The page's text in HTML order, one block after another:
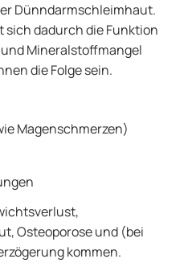
Dünndarmschleimhaut.
dadurch die Funktion
Mineralstoffmangel
die Folge sein.
Magenschmerzen)
Osteoporose und (bei
kommen.